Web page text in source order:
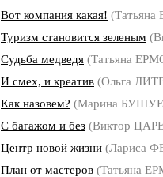
Вот компания какая!
Туризм становится зеленым
Судьба медведя (Татьяна
И смех, и креатив (Ольга
Как назовем? (Марина
С багажом и без (Виктор
Центр новой жизни (Лариса
План от мастеров (Татьяна